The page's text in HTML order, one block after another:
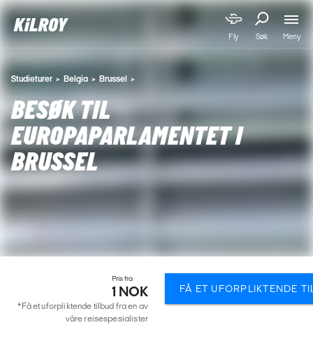
Fly Søk Meny
Studieturer Belgia Brussel
BESØK TIL
EUROPAPARLAMENTET I
BRUSSEL
Pris fra
1 NOK
*Få et uforpliktende tilbud fra en av
våre reisespesialister
FÅ ET UFORPLIKTENDE